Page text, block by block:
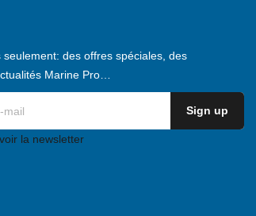
seulement: des offres spéciales, des
Marine Pro…
la newsletter